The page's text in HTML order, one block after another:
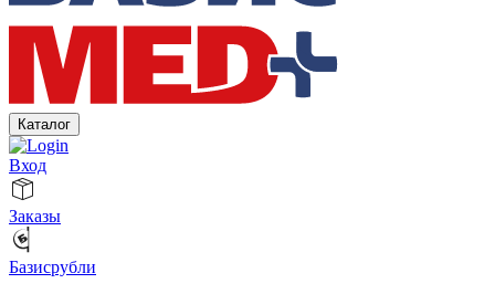
Каталог
Вход
Заказы
Базисрубли